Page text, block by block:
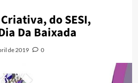
do SESI,
Da Baixada
de 2019 0